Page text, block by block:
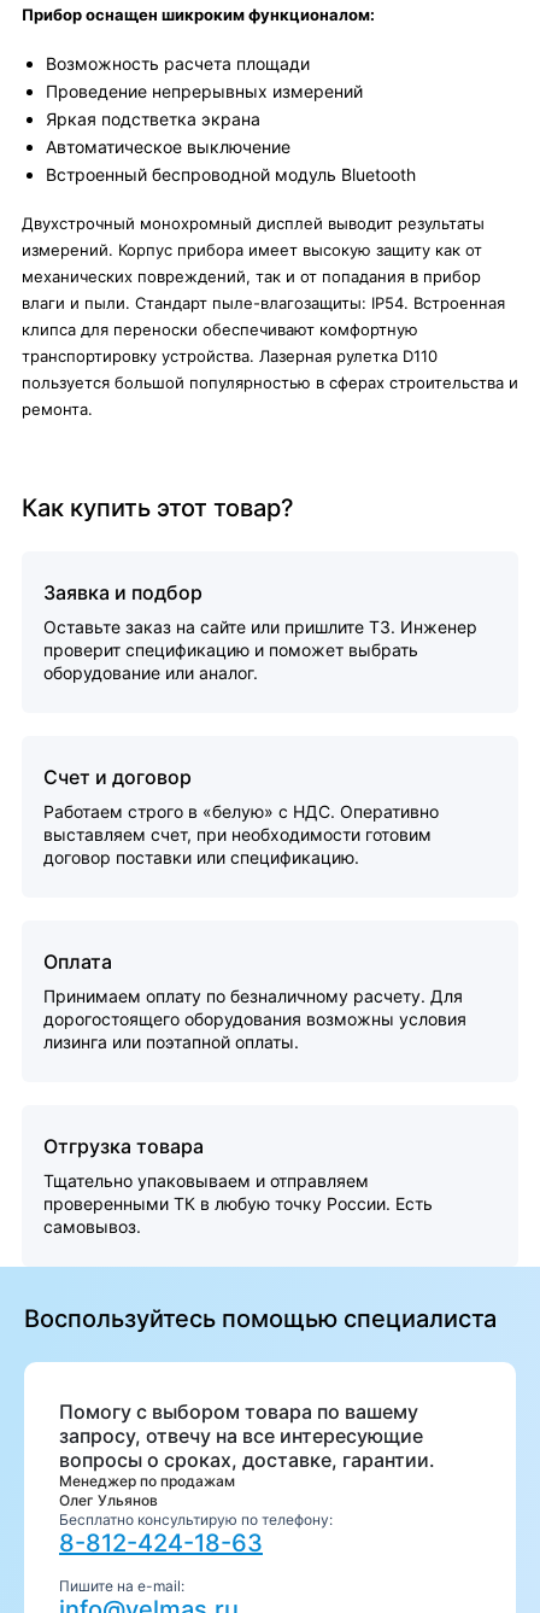
Прибор оснащен шикроким функционалом:
Возможность расчета площади
Проведение непрерывных измерений
Яркая подстветка экрана
Автоматическое выключение
Встроенный беспроводной модуль Bluetooth
Двухстрочный монохромный дисплей выводит результаты
измерений. Корпус прибора имеет высокую защиту как от
механических повреждений, так и от попадания в прибор
влаги и пыли. Стандарт пыле-влагозащиты: IP54. Встроенная
клипса для переноски обеспечивают комфортную
транспортировку устройства. Лазерная рулетка D110
пользуется большой популярностью в сферах строительства и
ремонта.
Как купить этот товар?
Заявка и подбор
Оставьте заказ на сайте или пришлите ТЗ. Инженер
проверит спецификацию и поможет выбрать
оборудование или аналог.
Счет и договор
Работаем строго в «белую» с НДС. Оперативно
выставляем счет, при необходимости готовим
договор поставки или спецификацию.
Оплата
Принимаем оплату по безналичному расчету. Для
дорогостоящего оборудования возможны условия
лизинга или поэтапной оплаты.
Отгрузка товара
Тщательно упаковываем и отправляем
проверенными ТК в любую точку России. Есть
самовывоз.
Воспользуйтесь помощью специалиста
Помогу с выбором товара по вашему
запросу, отвечу на все интересующие
вопросы о сроках, доставке, гарантии.
Менеджер по продажам
Олег Ульянов
Бесплатно консультирую по телефону:
8-812-424-18-63
Пишите на e-mail: